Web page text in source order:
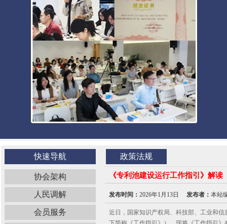
快速导航
协会架构
人民调解
会员服务
政策法规
《专利池建设运行工作指引》解读
发布时间： 2026年1月13日 发布者： 本站
近日，国家知识产权局、科技部、工业和